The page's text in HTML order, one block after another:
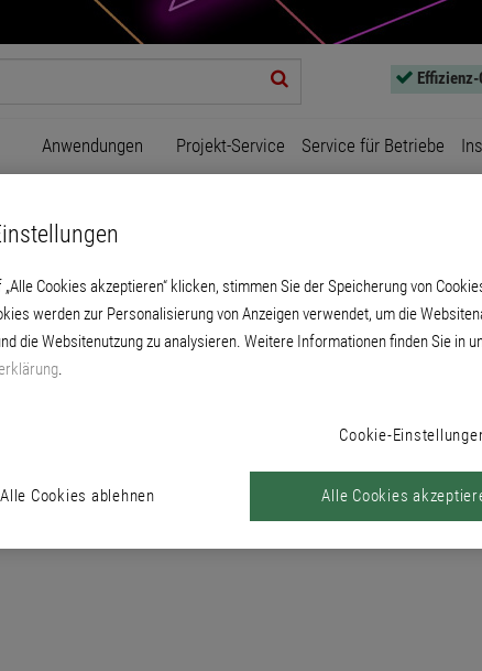
Anwendungen Projekt-Service Service für Betriebe
und -werkzeuge
PRODUKTE
„Alle Cookies akzeptieren“ klicken, stimmen Sie der Speicherung von
werden zur Personalisierung von Anzeigen verwendet, um die
die Websitenutzung zu analysieren. Weitere Informationen finden Sie in
.
Cookie-
Alle Cookies ablehnen Alle Cookies